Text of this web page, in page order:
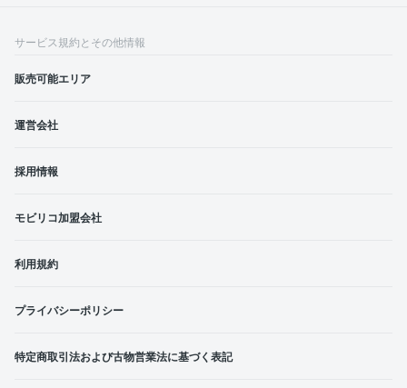
サービス規約とその他情報
販売可能エリア
運営会社
採用情報
モビリコ加盟会社
利用規約
プライバシーポリシー
特定商取引法および古物営業法に基づく表記